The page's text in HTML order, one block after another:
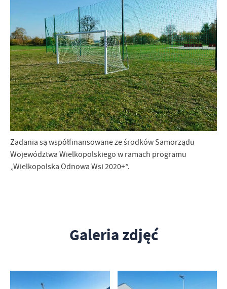
Zadania są współfinansowane ze środków Samorządu
Województwa Wielkopolskiego w ramach programu
„Wielkopolska Odnowa Wsi 2020+”.
Galeria zdjęć